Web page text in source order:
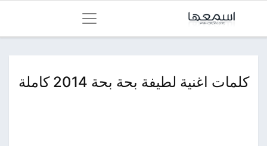
كلمات اغنية لطيفة بحة بحة 2014 كاملة